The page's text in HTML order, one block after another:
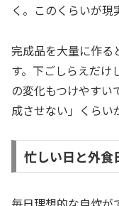
く。このくらいが現
完成品を大量に作る
す。下ごしらえだけ
の変化もつけやすい
成させない」くらい
忙しい日と外食